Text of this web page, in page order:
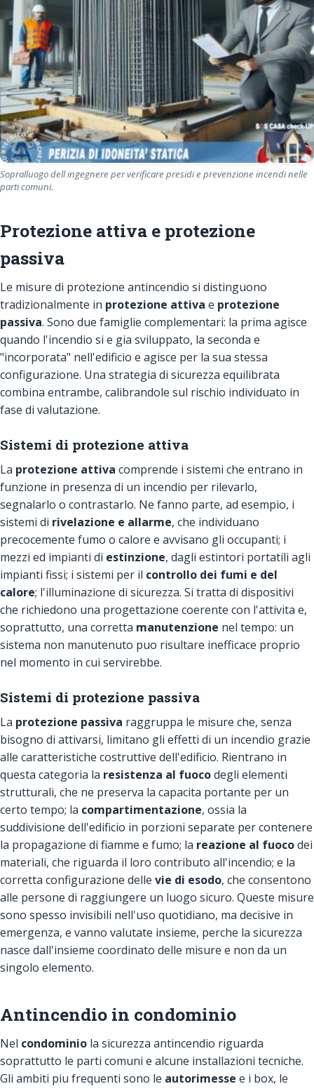
Sopralluogo dell ingegnere per verificare presidi e prevenzione incendi nelle
parti comuni.
Protezione attiva e protezione
passiva
Le misure di protezione antincendio si distinguono
tradizionalmente in protezione attiva e protezione
passiva. Sono due famiglie complementari: la prima agisce
quando l'incendio si e gia sviluppato, la seconda e
"incorporata" nell'edificio e agisce per la sua stessa
configurazione. Una strategia di sicurezza equilibrata
combina entrambe, calibrandole sul rischio individuato in
fase di valutazione.
Sistemi di protezione attiva
La protezione attiva comprende i sistemi che entrano in
funzione in presenza di un incendio per rilevarlo,
segnalarlo o contrastarlo. Ne fanno parte, ad esempio, i
sistemi di rivelazione e allarme, che individuano
precocemente fumo o calore e avvisano gli occupanti; i
mezzi ed impianti di estinzione, dagli estintori portatili agli
impianti fissi; i sistemi per il controllo dei fumi e del
calore; l'illuminazione di sicurezza. Si tratta di dispositivi
che richiedono una progettazione coerente con l'attivita e,
soprattutto, una corretta manutenzione nel tempo: un
sistema non manutenuto puo risultare inefficace proprio
nel momento in cui servirebbe.
Sistemi di protezione passiva
La protezione passiva raggruppa le misure che, senza
bisogno di attivarsi, limitano gli effetti di un incendio grazie
alle caratteristiche costruttive dell'edificio. Rientrano in
questa categoria la resistenza al fuocodegli elementi
strutturali, che ne preserva la capacita portante per un
certo tempo; la compartimentazione, ossia la
suddivisione dell'edificio in porzioni separate per contenere
la propagazione di fiamme e fumo; la reazione al fuocodei
materiali, che riguarda il loro contributo all'incendio; e la
corretta configurazione delle vie di esodo, che consentono
alle persone di raggiungere un luogo sicuro. Queste misure
sono spesso invisibili nell'uso quotidiano, ma decisive in
emergenza, e vanno valutate insieme, perche la sicurezza
nasce dall'insieme coordinato delle misure e non da un
singolo elemento.
Antincendio in condominio
Nel condominio la sicurezza antincendio riguarda
soprattutto le parti comuni e alcune installazioni tecniche.
Gli ambiti piu frequenti sono le autorimesse e i box, le